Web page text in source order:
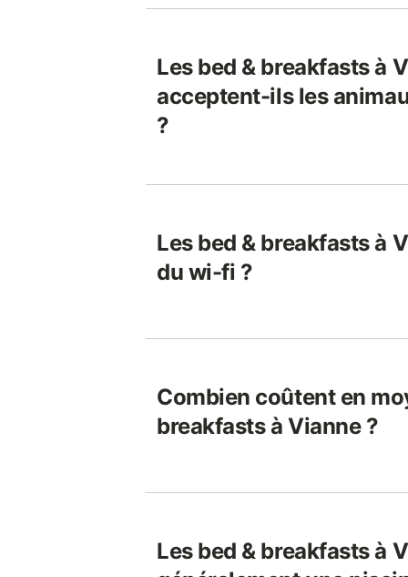
Les bed & breakfasts à
acceptent-ils les
?
Les bed & breakfasts à
du wi-fi ?
Combien coûtent en
breakfasts à Vianne ?
Les bed & breakfasts à